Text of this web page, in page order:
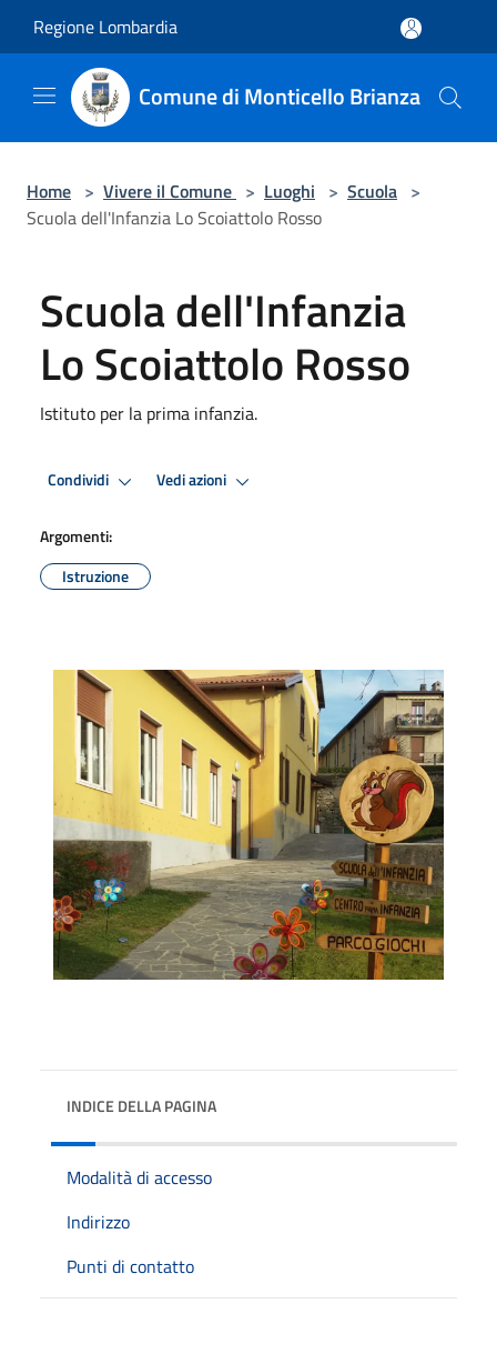
Regione Lombardia
Comune di Monticello Brianza
Home > Vivere il Comune > Luoghi > Scuola >
Scuola dell'Infanzia Lo Scoiattolo Rosso
Scuola dell'Infanzia
Lo Scoiattolo Rosso
Istituto per la prima infanzia.
Condividi Vedi azioni
Argomenti:
Istruzione
INDICE DELLA PAGINA
Modalità di accesso
Indirizzo
Punti di contatto